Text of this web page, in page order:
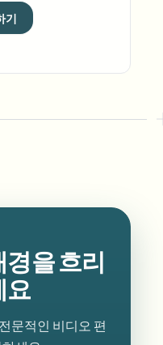
기
을 흐리
요
문적인 비디오 편